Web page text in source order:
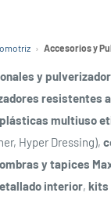
› Accesorios y
y
resistentes
multiuso
Hyper Dressing),
y tapices
interior, kits